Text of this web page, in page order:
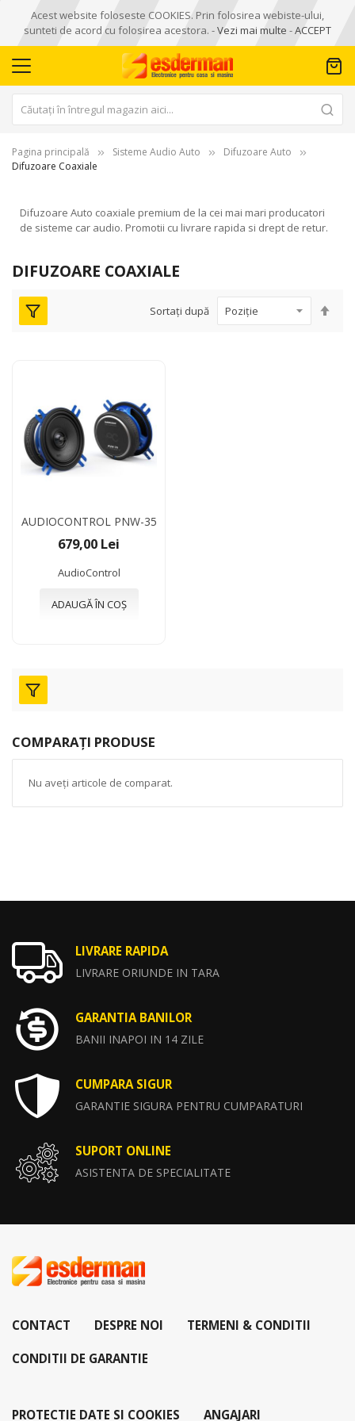
Acest website foloseste COOKIES. Prin folosirea webiste-ului,
sunteti de acord cu folosirea acestora. -Vezi mai multe -ACCEPT
Pagina principală Sisteme Audio Auto
Difuzoare Auto
Difuzoare Coaxiale
Difuzoare Auto coaxiale premium de la cei mai mari producatori
de sisteme car audio. Promotii cu livrare rapida si drept de retur.
DIFUZOARE COAXIALE
Sortați după
AUDIOCONTROL PNW-35
679,00 Lei
AudioControl
ADAUGĂ ÎN COȘ
COMPARAȚI PRODUSE
Nu aveți articole de comparat.
LIVRARE RAPIDA
LIVRARE ORIUNDE IN TARA
GARANTIA BANILOR
BANII INAPOI IN 14 ZILE
CUMPARA SIGUR
GARANTIE SIGURA PENTRU CUMPARATURI
SUPORT ONLINE
ASISTENTA DE SPECIALITATE
CONTACT DESPRE NOI TERMENI & CONDITII
CONDITII DE GARANTIE
PROTECTIE DATE SI COOKIES ANGAJARI